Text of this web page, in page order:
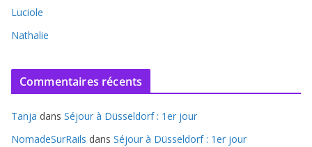
Luciole
Nathalie
Commentaires récents
Tanja dans Séjour à Düsseldorf : 1er jour
NomadeSurRails dans Séjour à Düsseldorf : 1er jour